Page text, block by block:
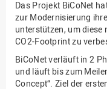
Das Projekt BiCoNet
zur Modernisierung
unterstützen, um diese
CO2-Footprint zu
BiCoNet verläuft in 2
und läuft bis zum
Concept“. Ziel der